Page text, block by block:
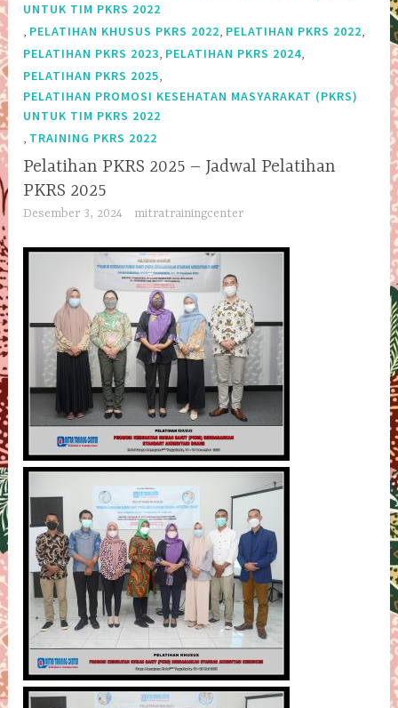
UNTUK TIM PKRS 2022
, PELATIHAN KHUSUS PKRS 2022, PELATIHAN PKRS 2022,
PELATIHAN PKRS 2023, PELATIHAN PKRS 2024,
PELATIHAN PKRS 2025,
PELATIHAN PROMOSI KESEHATAN MASYARAKAT (PKRS)
UNTUK TIM PKRS 2022
, TRAINING PKRS 2022
Pelatihan PKRS 2025 – Jadwal Pelatihan
PKRS 2025
Desember 3, 2024 mitratrainingcenter